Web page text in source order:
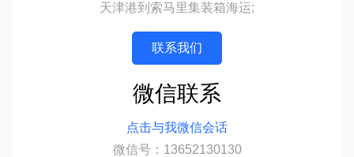
天津港到索马里集装箱海运;
联系我们
微信联系
点击与我微信会话
微信号：13652130130